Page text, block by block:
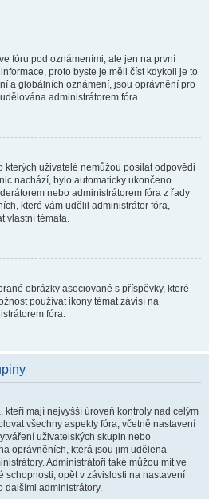
fóru pod oznámeními, ale jen na první
proto byste je měli číst kdykoli je to
a globálních oznámení, jsou oprávnění pro
administrátorem fóra.
kterých uživatelé nemůžou posílat odpovědi
nachází, bylo automaticky ukončeno.
nebo administrátorem fóra z řady
které vám udělil administrátor fóra,
vlastní témata.
obrázky asociované s příspěvky, které
používat ikony témat závisí na
fóra.
kteří mají nejvyšší úroveň kontroly nad celým
všechny aspekty fóra, včetně nastavení
uživatelských skupin nebo
oprávněních, která jsou jim udělena
Administrátoři také můžou mít ve
schopnosti, opět v závislosti na nastavení
dalšími administrátory.